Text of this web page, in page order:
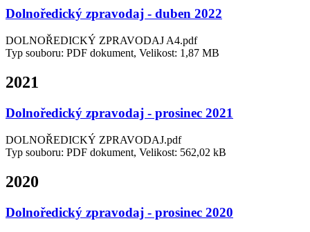
Dolnoředický zpravodaj - duben 2022
DOLNOŘEDICKÝ ZPRAVODAJ A4.pdf
Typ souboru: PDF dokument, Velikost: 1,87 MB
2021
Dolnoředický zpravodaj - prosinec 2021
DOLNOŘEDICKÝ ZPRAVODAJ.pdf
Typ souboru: PDF dokument, Velikost: 562,02 kB
2020
Dolnoředický zpravodaj - prosinec 2020